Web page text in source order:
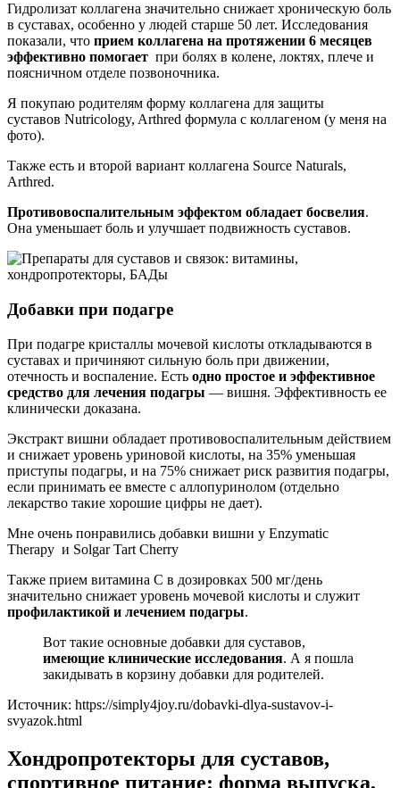
Гидролизат коллагена значительно снижает хроническую боль
в суставах, особенно у людей старше 50 лет. Исследования
показали, что прием коллагена на протяжении 6 месяцев
эффективно помогает при болях в колене, локтях, плече и
поясничном отделе позвоночника.
Я покупаю родителям форму коллагена для защиты
суставов Nutricology, Arthred формула с коллагеном (у меня на
фото).
Также есть и второй вариант коллагена Source Naturals,
Arthred.
Противовоспалительным эффектом обладает босвелия.
Она уменьшает боль и улучшает подвижность суставов.
Добавки при подагре
При подагре кристаллы мочевой кислоты откладываются в
суставах и причиняют сильную боль при движении,
отечность и воспаление. Есть одно простое и эффективное
средство для лечения подагры — вишня. Эффективность ее
клинически доказана.
Экстракт вишни обладает противовоспалительным действием
и снижает уровень уриновой кислоты, на 35% уменьшая
приступы подагры, и на 75% снижает риск развития подагры,
если принимать ее вместе с аллопуринолом (отдельно
лекарство такие хорошие цифры не дает).
Мне очень понравились добавки вишни у Enzymatic
Therapy и Solgar Tart Cherry
Также прием витамина С в дозировках 500 мг/день
значительно снижает уровень мочевой кислоты и служит
профилактикой и лечением подагры.
Вот такие основные добавки для суставов,
имеющие клинические исследования. А я пошла
закидывать в корзину добавки для родителей.
Источник: https://simply4joy.ru/dobavki-dlya-sustavov-i-
svyazok.html
Хондропротекторы для суставов,
спортивное питание: форма выпуска,